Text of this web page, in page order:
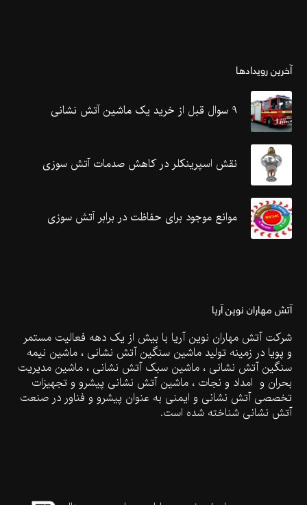
آخرین رویدادها
9 سوال قبل از خرید یک ماشین آتش نشانی
نقش اسپرینکلر در کاهش صدمات آتش سوزی
موانع موجود برای حفاظت در برابر آتش سوزی
آتش مهاران نوین آریا
شرکت آتش مهاران نوین آریا با بیش از یک دهه فعالیت مستمر
و پویا در زمینه تولید ماشین سنگین آتش نشانی ، ماشین نیمه
سنگین آتش نشانی ، ماشین سبک آتش نشانی ، ماشین مدیریت
بحران و امداد و نجات ، ماشین آتش نشانی پیشرو و تجهیزات
تخصصی آتش نشانی و ایمنی به عنوان پیشرو و فناور در صنعت
آتش نشانی شناخته شده است.